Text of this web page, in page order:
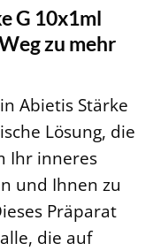
G 10x1ml
zu mehr
Abietis Stärke
Lösung, die
Ihr inneres
und Ihnen zu
Präparat
die auf